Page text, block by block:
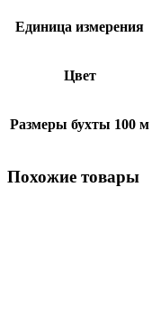
Единица измерения
Цвет
Размеры бухты 100 м
Похожие товары